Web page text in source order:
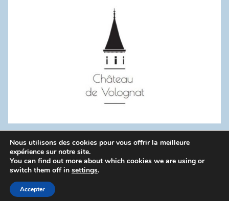
WordPress Theme: Donovan by ThemeZee.
Politique de confidentialité
Nous utilisons des cookies pour vous offrir la meilleure
expérience sur notre site.
You can find out more about which cookies we are using or
switch them off in settings.
Accepter